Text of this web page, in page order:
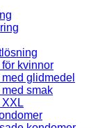
kvinnor
glidmedel
smak
XXL